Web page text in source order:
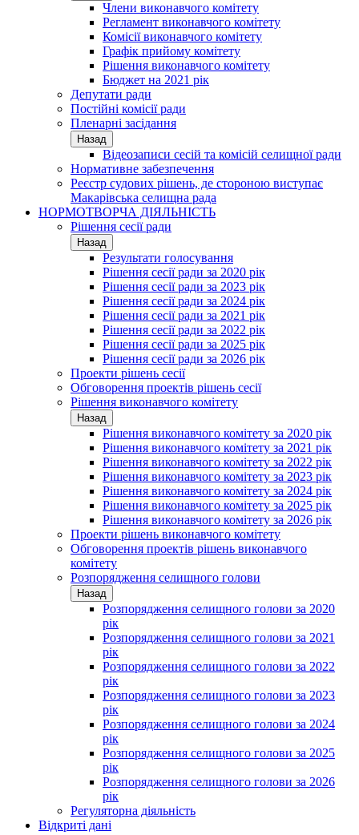
Члени виконавчого комітету
Регламент виконавчого комітету
Комісії виконавчого комітету
Графік прийому комітету
Рішення виконавчого комітету
Бюджет на 2021 рік
Депутати ради
Постійні комісії ради
Пленарні засідання
Назад
Відеозаписи сесій та комісій селищної ради
Нормативне забезпечення
Реєстр судових рішень, де стороною виступає
Макарівська селищна рада
НОРМОТВОРЧА ДІЯЛЬНІСТЬ
Рішення сесії ради
Назад
Результати голосування
Рішення сесії ради за 2020 рік
Рішення сесії ради за 2023 рік
Рішення сесії ради за 2024 рік
Рішення сесії ради за 2021 рік
Рішення сесії ради за 2022 рік
Рішення сесії ради за 2025 рік
Рішення сесії ради за 2026 рік
Проекти рішень сесії
Обговорення проектів рішень сесії
Рішення виконавчого комітету
Назад
Рішення виконавчого комітету за 2020 рік
Рішення виконавчого комітету за 2021 рік
Рішення виконавчого комітету за 2022 рік
Рішення виконавчого комітету за 2023 рік
Рішення виконавчого комітету за 2024 рік
Рішення виконавчого комітету за 2025 рік
Рішення виконавчого комітету за 2026 рік
Проекти рішень виконавчого комітету
Обговорення проектів рішень виконавчого
комітету
Розпорядження селищного голови
Назад
Розпорядження селищного голови за 2020
рік
Розпорядження селищного голови за 2021
рік
Розпорядження селищного голови за 2022
рік
Розпорядження селищного голови за 2023
рік
Розпорядження селищного голови за 2024
рік
Розпорядження селищного голови за 2025
рік
Розпорядження селищного голови за 2026
рік
Регуляторна діяльність
Відкриті дані